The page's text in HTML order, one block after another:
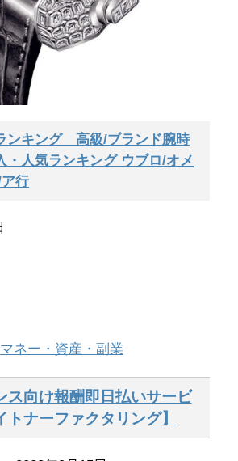
ンキング 高級/ブランド腕時
・人気ランキング ウブロ/オメ
行
マネー・資産・副業
ス向け報酬即日払いサービ
トナーファクタリング】